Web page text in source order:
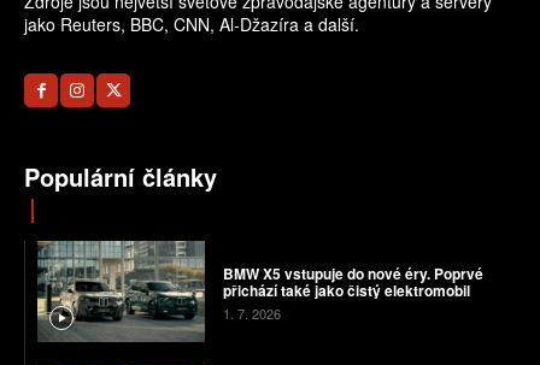
jako Reuters, BBC, CNN, Al-Džazíra a další.
Populární články
BMW X5 vstupuje do nové éry. Poprvé
přichází také jako čistý elektromobil
1. 7. 2026